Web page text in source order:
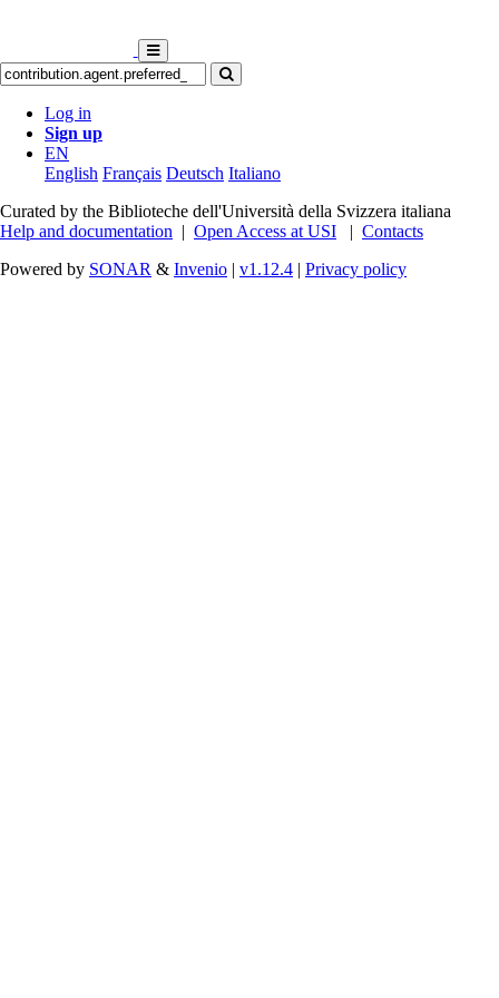
Log in
Sign up
EN
English Français Deutsch Italiano
Curated by the Biblioteche dell'Università della Svizzera italiana
Help and documentation | Open Access at USI | Contacts
Powered by SONAR & Invenio | v1.12.4 | Privacy policy